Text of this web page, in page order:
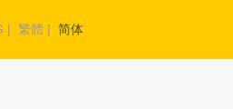
| 繁體 | 简体